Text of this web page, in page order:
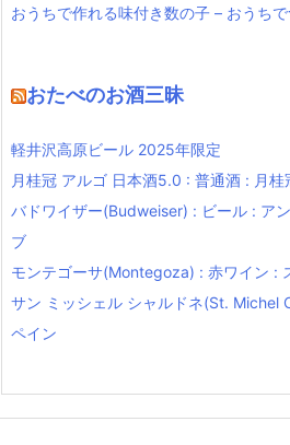
おうちで作れる味付き数の子 – おうち
おたべのお酒三昧
軽井沢高原ビール 2025年限定
月桂冠 アルゴ 日本酒5.0 : 普通酒 : 月桂
バドワイザー(Budweiser) : ビール : ア
ブ
モンテゴーサ(Montegoza) : 赤ワイン :
サン ミッシェル シャルドネ(St. Michel
ペイン